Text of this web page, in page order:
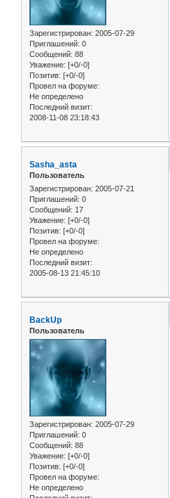
Зарегистрирован: 2005-07-29
Приглашений: 0
Сообщений: 88
Уважение: [+0/-0]
Позитив: [+0/-0]
Провел на форуме:
Не определено
Последний визит:
2008-11-08 23:18:43
Sasha_asta
Пользователь
Зарегистрирован: 2005-07-21
Приглашений: 0
Сообщений: 17
Уважение: [+0/-0]
Позитив: [+0/-0]
Провел на форуме:
Не определено
Последний визит:
2005-08-13 21:45:10
BackUp
Пользователь
Зарегистрирован: 2005-07-29
Приглашений: 0
Сообщений: 88
Уважение: [+0/-0]
Позитив: [+0/-0]
Провел на форуме:
Не определено